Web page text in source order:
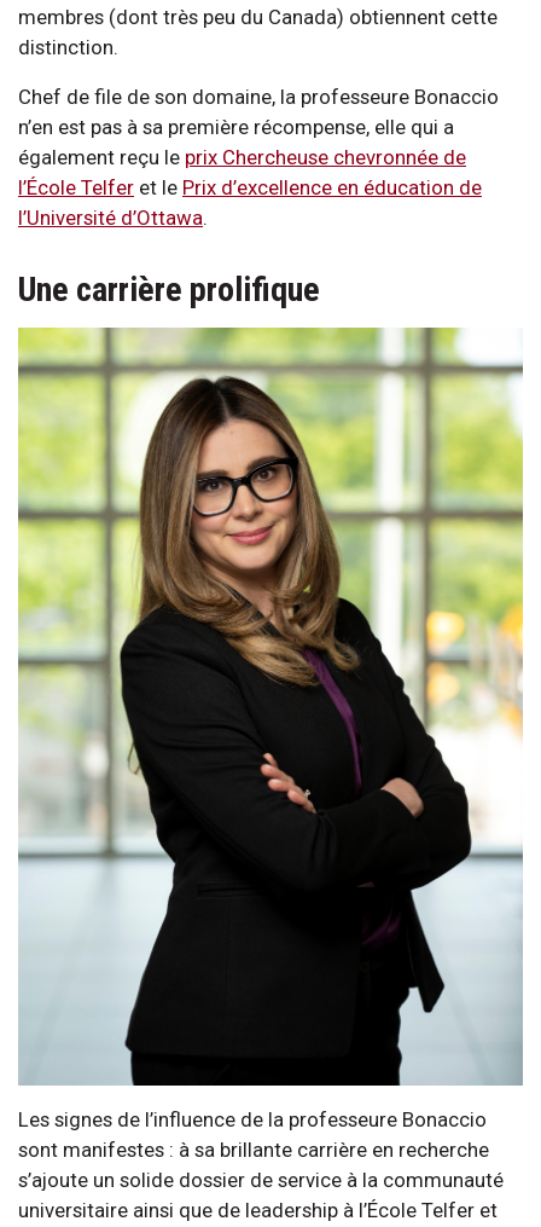
membres (dont très peu du Canada) obtiennent cette
distinction.
Chef de file de son domaine, la professeure Bonaccio
n’en est pas à sa première récompense, elle qui a
également reçu le prix Chercheuse chevronnée de
l’École Telfer et le Prix d’excellence en éducation de
l’Université d’Ottawa.
Une carrière prolifique
Les signes de l’influence de la professeure Bonaccio
sont manifestes : à sa brillante carrière en recherche
s’ajoute un solide dossier de service à la communauté
universitaire ainsi que de leadership à l’École Telfer et